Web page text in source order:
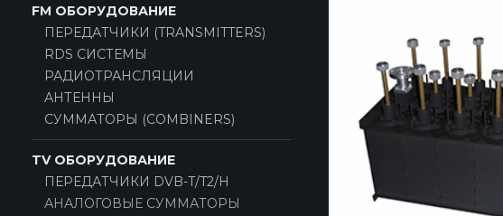
FM ОБОРУДОВАНИЕ
ПЕРЕДАТЧИКИ (TRANSMITTERS)
RDS СИСТЕМЫ
РАДИОТРАНСЛЯЦИИ
АНТЕННЫ
СУММАТОРЫ (COMBINERS)
TV ОБОРУДОВАНИЕ
ПЕРЕДАТЧИКИ DVB-T/T2/H
АНАЛОГОВЫЕ СУММАТОРЫ